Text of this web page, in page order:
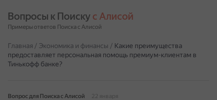
Вопросы к Поиску с Алисой
Примеры ответов Поиска с Алисой
Главная / Экономика и финансы / Какие преимущества
предоставляет персональная помощь премиум-клиентам в
Тинькофф банке?
Вопрос для Поиска с Алисой
22 января